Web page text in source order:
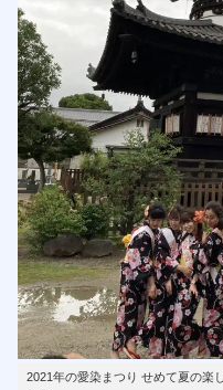
2021年の愛染まつり せめて夏の楽